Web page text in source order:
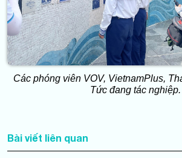
Các phóng viên VOV, VietnamPlus,
Tức đang tác nghiệp.
Bài viết liên quan